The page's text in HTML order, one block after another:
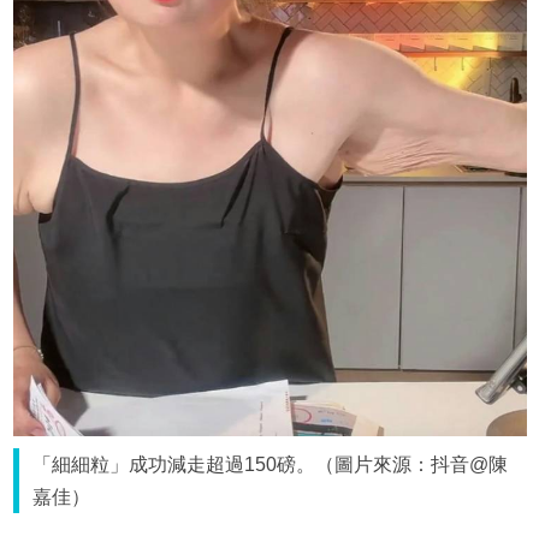
「細細粒」成功減走超過150磅。（圖片來源：抖音@陳
嘉佳）